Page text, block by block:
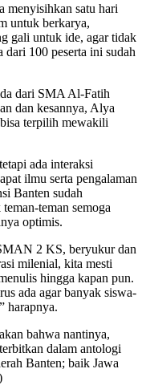
menyisihkan satu hari
untuk berkarya,
gali untuk ide, agar tidak
dari 100 peserta ini sudah
dari SMA Al-Fatih
dan kesannya, Alya
terpilih mewakili
ada interaksi
ilmu serta pengalaman
Banten sudah
teman semoga
optimis.
2 KS, beryukur dan
milenial, kita mesti
hingga kapan pun.
ada agar banyak siswa-
harapnya.
bahwa nantinya,
dalam antologi
Banten; baik Jawa